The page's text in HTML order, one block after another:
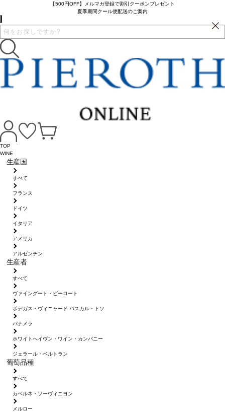
【500円OFF】メルマガ登録で割引クーポンプレゼント
夏季期間クール便配送のご案内
TOP
WINE
生産国
すべて
フランス
ドイツ
イタリア
アメリカ
アルゼンチン
生産者
すべて
ヴァイングート・ピーロート
ボデガス・ヴィニャード パスカル・トソ
パナメラ
ホワイトへイヴン・ワイン・カンパニー
ジェラール・ベルトラン
葡萄品種
すべて
カベルネ・ソーヴィニヨン
メルロー